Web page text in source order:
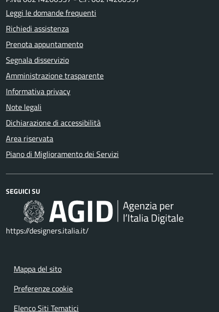
Leggi le domande frequenti
Richiedi assistenza
Prenota appuntamento
Segnala disservizio
Amministrazione trasparente
Informativa privacy
Note legali
Dichiarazione di accessibilità
Area riservata
Piano di Miglioramento dei Servizi
SEGUICI SU
https://designers.italia.it/
Mappa del sito
Preferenze cookie
Elenco Siti Tematici